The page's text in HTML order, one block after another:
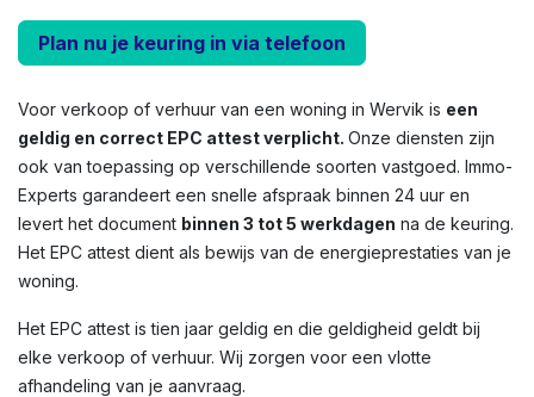
Plan nu je keuring in via telefoon
Voor verkoop of verhuur van een woning in Wervik is een
geldig en correct EPC attest verplicht. Onze diensten zijn
ook van toepassing op verschillende soorten vastgoed. Immo-
Experts garandeert een snelle afspraak binnen 24 uur en
levert het document binnen 3 tot 5 werkdagen na de keuring.
Het EPC attest dient als bewijs van de energieprestaties van je
woning.
Het EPC attest is tien jaar geldig en die geldigheid geldt bij
elke verkoop of verhuur. Wij zorgen voor een vlotte
afhandeling van je aanvraag.